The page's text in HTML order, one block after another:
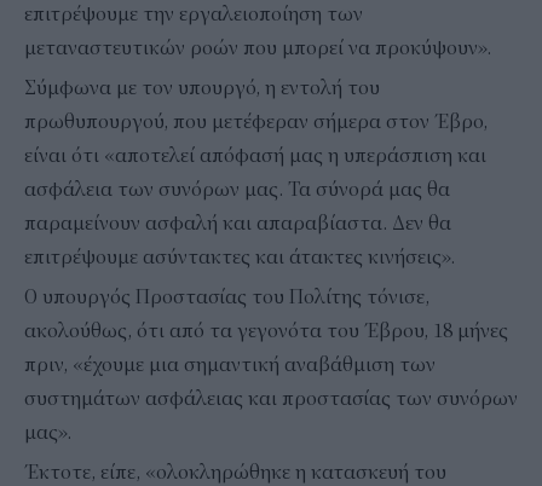
επιτρέψουμε την εργαλειοποίηση των
μεταναστευτικών ροών που μπορεί να προκύψουν».
Σύμφωνα με τον υπουργό, η εντολή του
πρωθυπουργού, που μετέφεραν σήμερα στον Έβρο,
είναι ότι «αποτελεί απόφασή μας η υπεράσπιση και
ασφάλεια των συνόρων μας. Τα σύνορά μας θα
παραμείνουν ασφαλή και απαραβίαστα. Δεν θα
επιτρέψουμε ασύντακτες και άτακτες κινήσεις».
Ο υπουργός Προστασίας του Πολίτης τόνισε,
ακολούθως, ότι από τα γεγονότα του Έβρου, 18 μήνες
πριν, «έχουμε μια σημαντική αναβάθμιση των
συστημάτων ασφάλειας και προστασίας των συνόρων
μας».
Έκτοτε, είπε, «ολοκληρώθηκε η κατασκευή του